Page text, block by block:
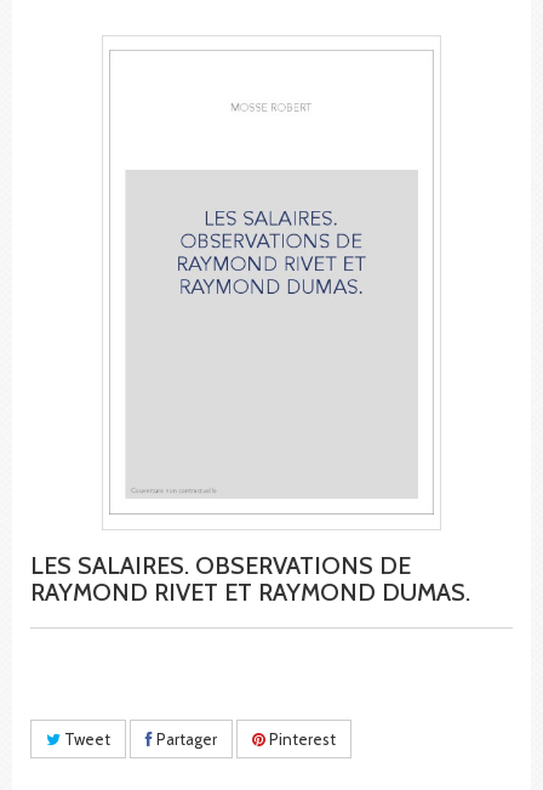
LES SALAIRES. OBSERVATIONS DE
RAYMOND RIVET ET RAYMOND DUMAS.
Tweet Partager Pinterest